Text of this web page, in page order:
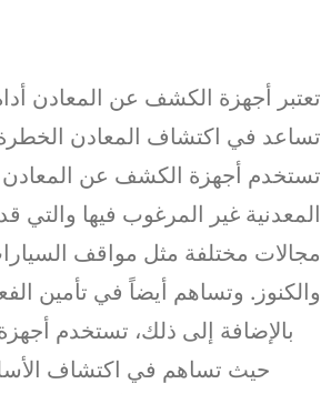
تعتبر أجهزة الكشف عن المعادن
تساعد في اكتشاف المعادن الخطرة
تستخدم أجهزة الكشف عن المعادن
المعدنية غير المرغوب فيها
مجالات مختلفة مثل مواقف
والكنوز. وتساهم أيضاً في تأمين
بالإضافة إلى ذلك، تستخدم
حيث تساهم في اكتشاف